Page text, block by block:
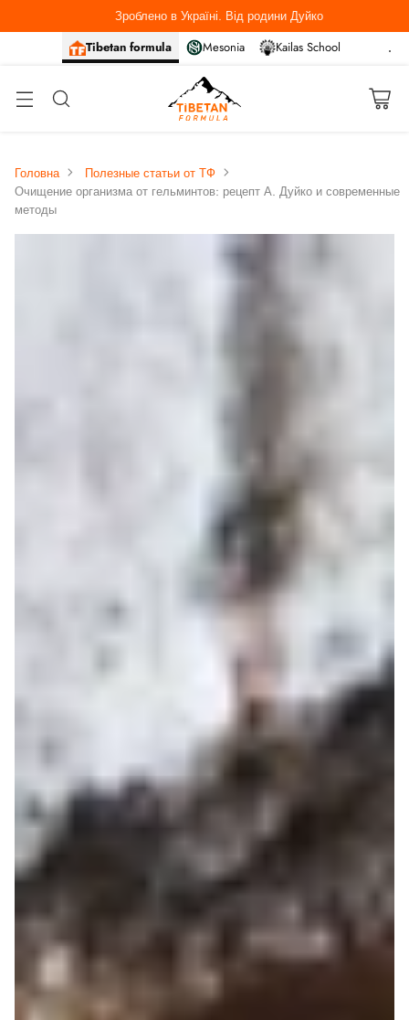
Tibetan formula Mesonia Kailas School
Зроблено в Україні. Від родини Дуйко
Головна
Полезные статьи от ТФ
Очищение организма от гельминтов: рецепт А. Дуйко и современные
методы